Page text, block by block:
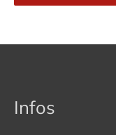
Infos